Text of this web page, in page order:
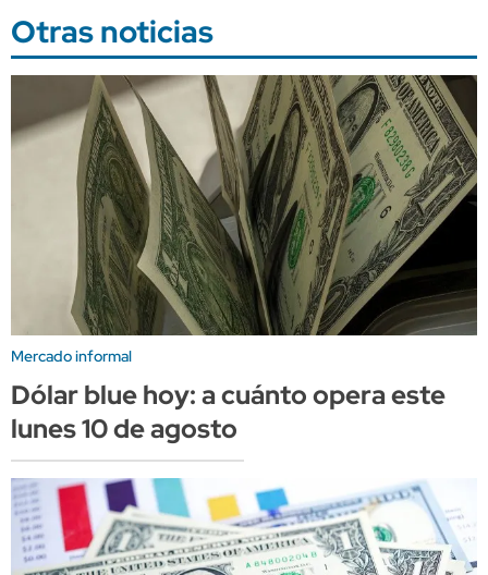
Otras noticias
Mercado informal
Dólar blue hoy: a cuánto opera este
lunes 10 de agosto